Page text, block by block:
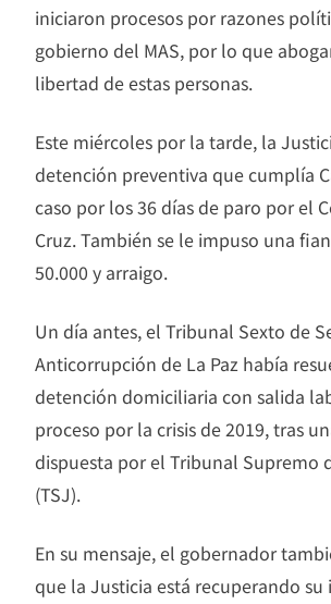
iniciaron procesos por razones
gobierno del MAS, por lo que
libertad de estas personas.
Este miércoles por la tarde, la
detención preventiva que cumplía
caso por los 36 días de paro por el
Cruz. También se le impuso una
50.000 y arraigo.
Un día antes, el Tribunal Sexto de
Anticorrupción de La Paz había
detención domiciliaria con salida
proceso por la crisis de 2019, tras
dispuesta por el Tribunal Supremo
(TSJ).
En su mensaje, el gobernador
que la Justicia está recuperando